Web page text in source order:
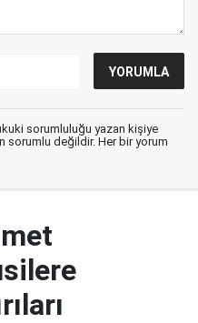
sorumluluğu yazan kişiye
sorumlu değildir. Her bir yorum